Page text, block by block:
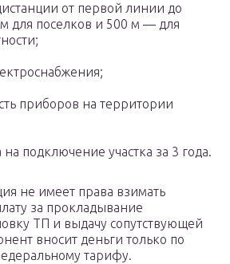
от первой линии до
для поселков и 500 м — для
приборов на территории
на подключение участка за 3 года.
не имеет права взимать
за прокладывание
ТП и выдачу сопутствующей
вносит деньги только по
тарифу.